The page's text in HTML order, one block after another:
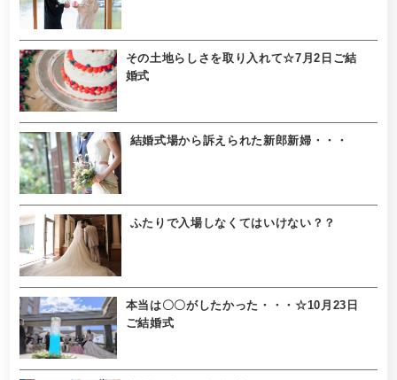
その土地らしさを取り入れて☆7月2日ご結
婚式
結婚式場から訴えられた新郎新婦・・・
ふたりで入場しなくてはいけない？？
本当は〇〇がしたかった・・・☆10月23日
ご結婚式